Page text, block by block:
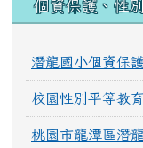
個資保護、性
潛龍國小個資保
校園性別平等教
桃園市龍潭區潛